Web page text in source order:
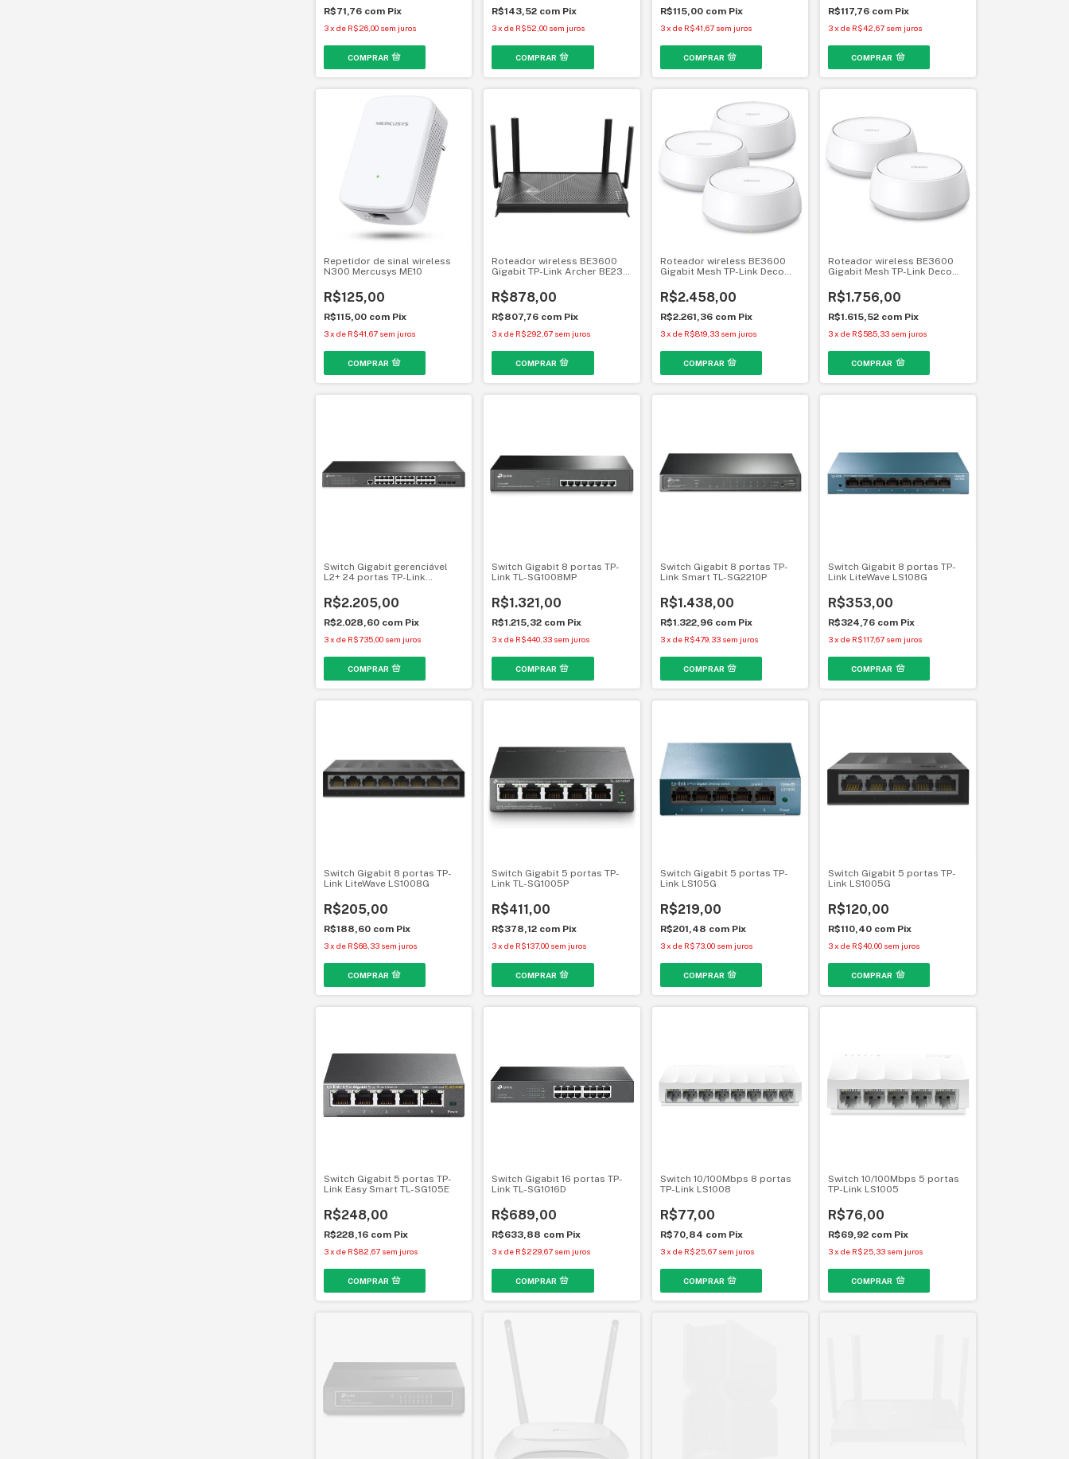
R$71,76 com Pix
3x de R$26,00 sem juros
R$143,52 com Pix
3xde R$52,00 sem juros
R$115,00 com Pix
3 x de R$41,67 sem juros
R$117,76 com Pix
3x de R$42,67 sem juros
Repetidor de sinal wireless
N300 Mercusys ME10
R$125,00
R$115,00 com Pix
3x de R$41,67 sem juros
Roteador wireless BE3600
Gigabit TP-Link Archer BE230
R$878,00
R$807,76 com Pix
3xde R$292,67 sem juros
Roteador wireless BE3600
Gigabit Mesh TP-Link Deco
7
R$2.458,00
R$2.261,36 com Pix
3 x de R$819,33 sem juros
Roteador wireless BE3600
Gigabit Mesh TP-Link Deco
7
R$1.756,00
R$1.615,52 com Pix
3x de R$585,33 sem juros
Switch Gigabit gerenciável
L2+ 24 portas TP-Link
R$2.205,00
R$2.028,60 com Pix
3x de R$735,00 sem juros
Switch Gigabit 8 portas TP-
Link TL-SG1008MP
R$1.321,00
R$1.215,32 com Pix
3xde R$440,33 sem juros
Switch Gigabit 8 portas TP-
Link Smart TL-SG2210P
R$1.438,00
R$1.322,96 com Pix
3 x de R$479,33 sem juros
Switch Gigabit 8 portas TP-
Link LiteWave LS108G
R$353,00
R$324,76 com Pix
3x de R$117,67 sem juros
Switch Gigabit 8 portas TP-
Link LiteWave LS1008G
R$205,00
R$188,60 com Pix
3x de R$68,33 sem juros
Switch Gigabit 5 portas TP-
Link TL-SG1005P
R$411,00
R$378,12 com Pix
3xde R$137,00 sem juros
Switch Gigabit 5 portas TP-
Link LS105G
R$219,00
R$201,48 com Pix
3 x de R$73,00 sem juros
Switch Gigabit 5 portas TP-
Link LS1005G
R$120,00
R$110,40 com Pix
3x de R$40,00 sem juros
Switch Gigabit 5 portas TP-
Link Easy Smart TL-SG105E
R$248,00
R$228,16 com Pix
3x de R$82,67 sem juros
Switch Gigabit 16 portas TP-
Link TL-SG1016D
R$689,00
R$633,88 com Pix
3xde R$229,67 sem juros
Switch 10/100Mbps 8 portas
TP-Link LS1008
R$77,00
R$70,84 com Pix
3 x de R$25,67 sem juros
Switch 10/100Mbps 5 portas
TP-Link LS1005
R$76,00
R$69,92 com Pix
3x de R$25,33 sem juros